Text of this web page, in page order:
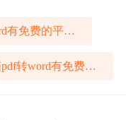
pdf转word有免费的平台吗
电脑pdf转word有免费的吗